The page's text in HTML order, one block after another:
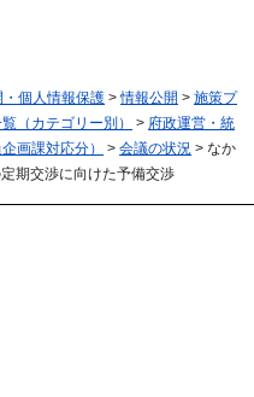
・個人情報保護 >情報公開 > 施策プ
（カテゴリー別） > 府政運営・統
画課対応分） > 会議の状況 > なか
期交渉に向けた予備交渉